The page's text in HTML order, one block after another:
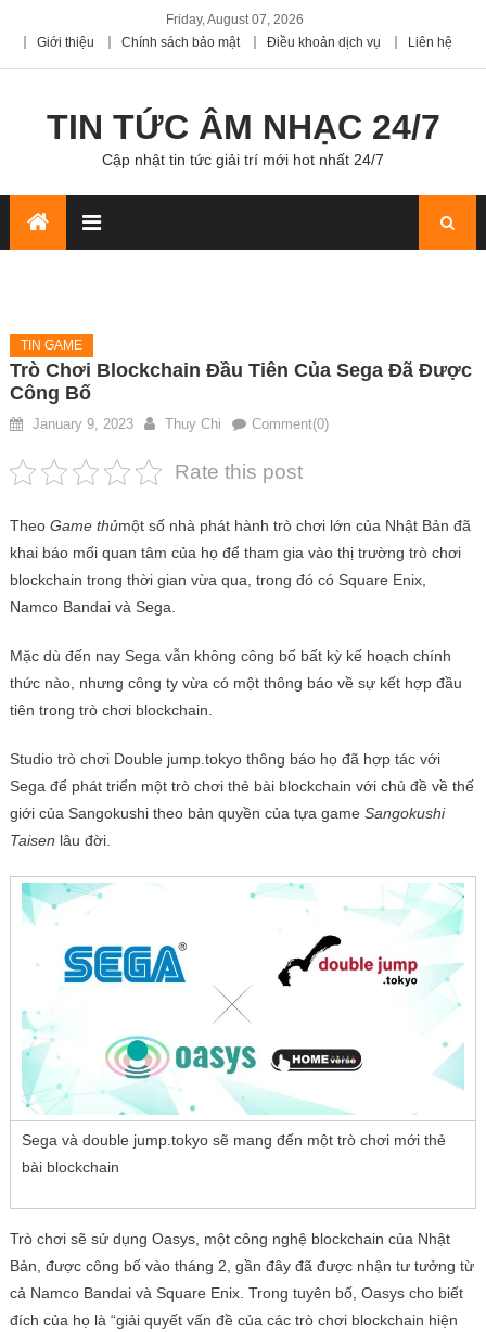
Friday, August 07, 2026
Giới thiệu
Chính sách bảo mật Điều khoản dịch vụ Liên hệ
TIN TỨC ÂM NHẠC 24/7
Cập nhật tin tức giải trí mới hot nhất 24/7
TIN GAME
Trò Chơi Blockchain Đầu Tiên Của Sega Đã Được
Công Bố
January 9, 2023 Thuy Chi Comment(0)
Rate this post
Theo Game thủmột số nhà phát hành trò chơi lớn của Nhật Bản đã
khai báo mối quan tâm của họ để tham gia vào thị trường trò chơi
blockchain trong thời gian vừa qua, trong đó có Square Enix,
Namco Bandai và Sega.
Mặc dù đến nay Sega vẫn không công bố bất kỳ kế hoạch chính
thức nào, nhưng công ty vừa có một thông báo về sự kết hợp đầu
tiên trong trò chơi blockchain.
Studio trò chơi Double jump.tokyo thông báo họ đã hợp tác với
Sega để phát triển một trò chơi thẻ bài blockchain với chủ đề về thế
giới của Sangokushi theo bản quyền của tựa game Sangokushi
Taisen lâu đời.
Sega và double jump.tokyo sẽ mang đến một trò chơi mới thẻ
bài blockchain
Trò chơi sẽ sử dụng Oasys, một công nghệ blockchain của Nhật
Bản, được công bố vào tháng 2, gần đây đã được nhận tư tưởng từ
cả Namco Bandai và Square Enix. Trong tuyên bố, Oasys cho biết
đích của họ là “giải quyết vấn đề của các trò chơi blockchain hiện